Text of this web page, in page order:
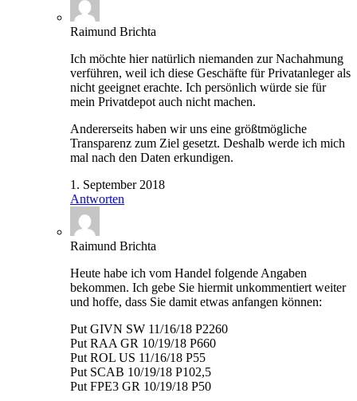
Raimund Brichta
Ich möchte hier natürlich niemanden zur Nachahmung
verführen, weil ich diese Geschäfte für Privatanleger als
nicht geeignet erachte. Ich persönlich würde sie für
mein Privatdepot auch nicht machen.
Andererseits haben wir uns eine größtmögliche
Transparenz zum Ziel gesetzt. Deshalb werde ich mich
mal nach den Daten erkundigen.
1. September 2018
Antworten
Raimund Brichta
Heute habe ich vom Handel folgende Angaben
bekommen. Ich gebe Sie hiermit unkommentiert weiter
und hoffe, dass Sie damit etwas anfangen können:
Put GIVN SW 11/16/18 P2260
Put RAA GR 10/19/18 P660
Put ROL US 11/16/18 P55
Put SCAB 10/19/18 P102,5
Put FPE3 GR 10/19/18 P50